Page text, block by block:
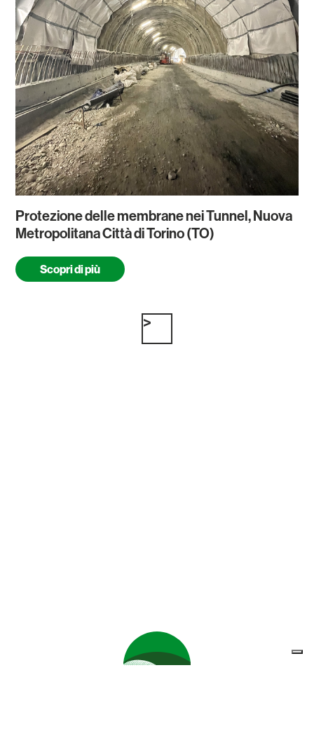
Protezione delle membrane nei Tunnel, Nuova
Metropolitana Città di Torino (TO)
Scopri di più
Paginazione
>